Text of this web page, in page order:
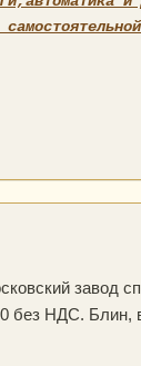
завод
НДС. Блин,